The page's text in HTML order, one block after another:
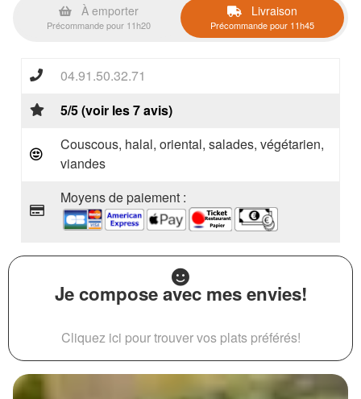
À emporter
Précommande pour 11h20
Livraison
Précommande pour 11h45
04.91.50.32.71
5/5 (voir les 7 avis)
Couscous, halal, oriental, salades, végétarien,
viandes
Moyens de paiement :
Je compose avec mes envies!
Cliquez ici pour trouver vos plats préférés!